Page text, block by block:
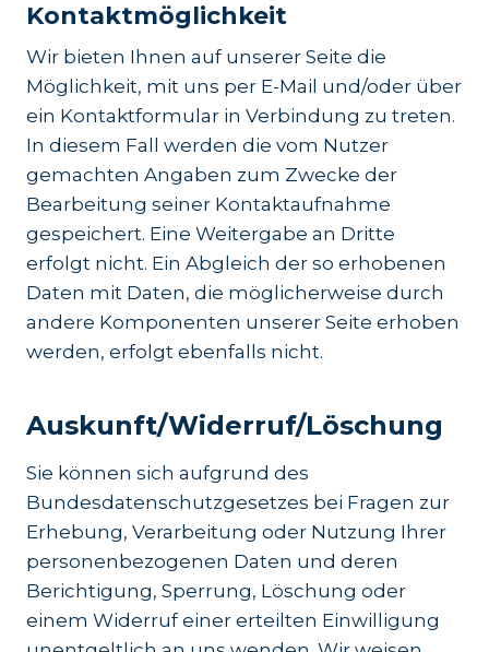
Kontaktmöglichkeit
Wir bieten Ihnen auf unserer Seite die
Möglichkeit, mit uns per E-Mail und/oder über
ein Kontaktformular in Verbindung zu treten.
In diesem Fall werden die vom Nutzer
gemachten Angaben zum Zwecke der
Bearbeitung seiner Kontaktaufnahme
gespeichert. Eine Weitergabe an Dritte
erfolgt nicht. Ein Abgleich der so erhobenen
Daten mit Daten, die möglicherweise durch
andere Komponenten unserer Seite erhoben
werden, erfolgt ebenfalls nicht.
Auskunft/Widerruf/Löschung
Sie können sich aufgrund des
Bundesdatenschutzgesetzes bei Fragen zur
Erhebung, Verarbeitung oder Nutzung Ihrer
personenbezogenen Daten und deren
Berichtigung, Sperrung, Löschung oder
einem Widerruf einer erteilten Einwilligung